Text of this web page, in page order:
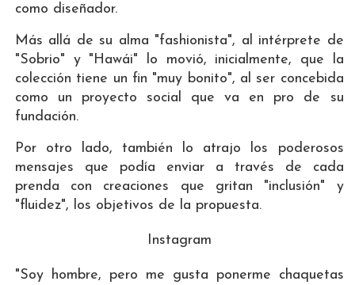
como diseñador.
Más allá de su alma "fashionista", al intérprete de
"Sobrio" y "Hawái" lo movió, inicialmente, que la
colección tiene un fin "muy bonito", al ser concebida
como un proyecto social que va en pro de su
fundación.
Por otro lado, también lo atrajo los poderosos
mensajes que podía enviar a través de cada
prenda con creaciones que gritan "inclusión" y
"fluidez", los objetivos de la propuesta.
Instagram
"Soy hombre, pero me gusta ponerme chaquetas